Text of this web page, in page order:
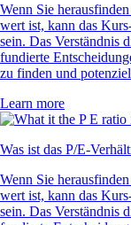
Wenn Sie
wert ist, kann das
sein. Das Verständnis
fundierte
zu finden und
Learn more
Was ist das P/E-
Wenn Sie
wert ist, kann das
sein. Das Verständnis